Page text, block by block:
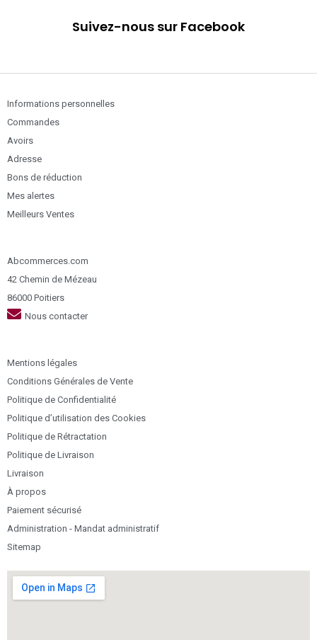
Suivez-nous sur Facebook
Informations personnelles
Commandes
Avoirs
Adresse
Bons de réduction
Mes alertes
Meilleurs Ventes
Abcommerces.com
42 Chemin de Mézeau
86000 Poitiers
Nous contacter
Mentions légales
Conditions Générales de Vente
Politique de Confidentialité
Politique d’utilisation des Cookies
Politique de Rétractation
Politique de Livraison
Livraison
À propos
Paiement sécurisé
Administration - Mandat administratif
Sitemap